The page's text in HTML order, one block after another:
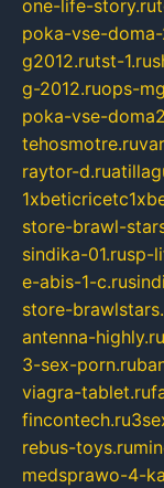
one-life-story.ru
poka-vse-
g2012.rutst-1.ru
g-2012.ruops-
poka-vse-
tehosmotre.ru
raytor-d.ru
store-brawl-
sindika-01.rusp-
e-abis-1-c.ru
store-
antenna-highly.ru
3-sex-porn.ru
viagra-tablet.ru
fincontech.ru
rebus-toys.ru
medsprawo-4-